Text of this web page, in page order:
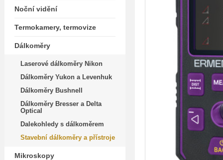
Noční vidění
Termokamery, termovize
Dálkoměry
Laserové dálkoměry Nikon
Dálkoměry Yukon a Levenhuk
Dálkoměry Bushnell
Dálkoměry Bresser a Delta
Optical
Dalekohledy s dálkoměrem
Stavební dálkoměry a přístroje
Mikroskopy